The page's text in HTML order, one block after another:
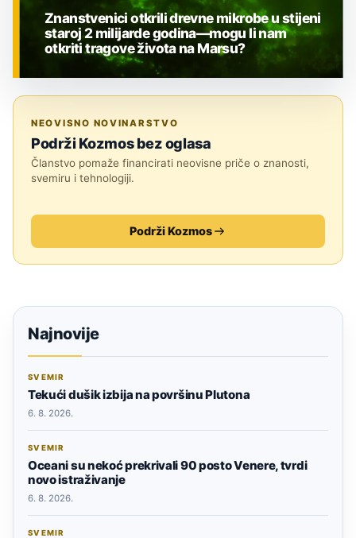
Znanstvenici otkrili drevne mikrobe u stijeni
staroj 2 milijarde godina—mogu li nam
otkriti tragove života na Marsu?
NEOVISNO NOVINARSTVO
Podrži Kozmos bez oglasa
Članstvo pomaže financirati neovisne priče o znanosti,
svemiru i tehnologiji.
Podrži Kozmos
Najnovije
SVEMIR
Tekući dušik izbija na površinu Plutona
6. 8. 2026.
SVEMIR
Oceani su nekoć prekrivali 90 posto Venere, tvrdi
novo istraživanje
6. 8. 2026.
SVEMIR